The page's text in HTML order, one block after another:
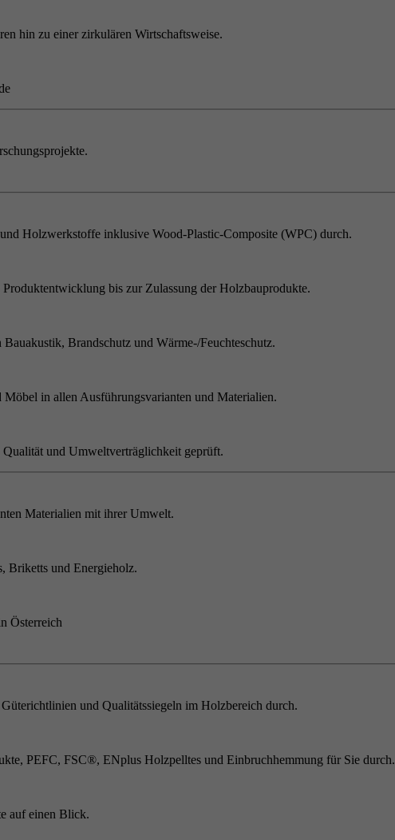
hin zu einer zirkulären Wirtschaftsweise.
Holzwerkstoffe inklusive Wood-Plastic-Composite (WPC) durch.
bis zur Zulassung der Holzbauprodukte.
Brandschutz und Wärme-/Feuchteschutz.
in allen Ausführungsvarianten und Materialien.
und Umweltverträglichkeit geprüft.
Materialien mit ihrer Umwelt.
Briketts und Energieholz.
Österreich
und Qualitätssiegeln im Holzbereich durch.
PEFC, FSC®, ENplus Holzpelltes und Einbruchhemmung für Sie durch.
auf einen Blick.